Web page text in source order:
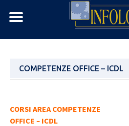
COMPETENZE OFFICE – ICDL
CORSI AREA COMPETENZE
OFFICE – ICDL